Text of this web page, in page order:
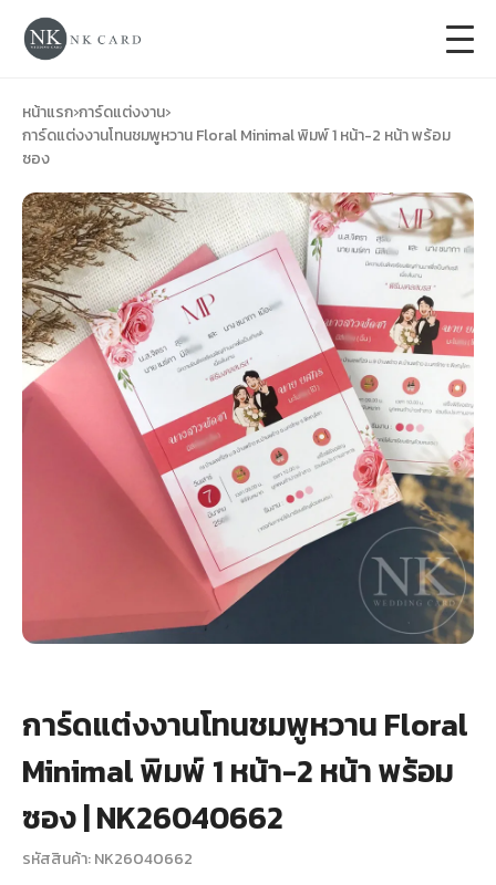
การ์ดแต่งงาน
ของชำร่วยงานแต่ง
ของรับไหว้ +
ป้ายของชำร่วยงานแต่ง
การ์ดงานบวช
การ์ดขึ้นบ้านใหม่
+
Wax Seal Sticker | สติกเกอร์ตราครั่งปิดซอง
การ์ดแต่งงานออนไลน์
หน้าแรก›การ์ดแต่งงาน›
การ์ดแต่งงานโทนชมพูหวาน Floral Minimal พิมพ์ 1 หน้า-2 หน้า พร้อม
ซอง
การ์ดแต่งงานโทนชมพูหวาน Floral
Minimal พิมพ์ 1 หน้า-2 หน้า พร้อม
ซอง | NK26040662
รหัสสินค้า: NK26040662